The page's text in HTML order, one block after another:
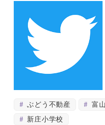
ぶどう不動産 富
新庄小学校